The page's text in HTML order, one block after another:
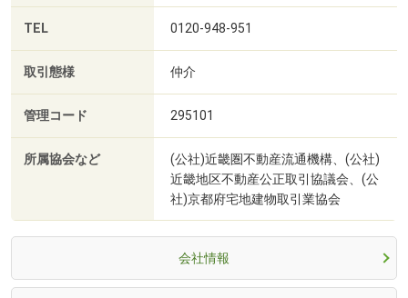
TEL 0120-948-951
取引態様 仲介
管理コード 295101
所属協会など
(公社)近畿圏不動産流通機構、(公社)
近畿地区不動産公正取引協議会、(公
社)京都府宅地建物取引業協会
会社情報